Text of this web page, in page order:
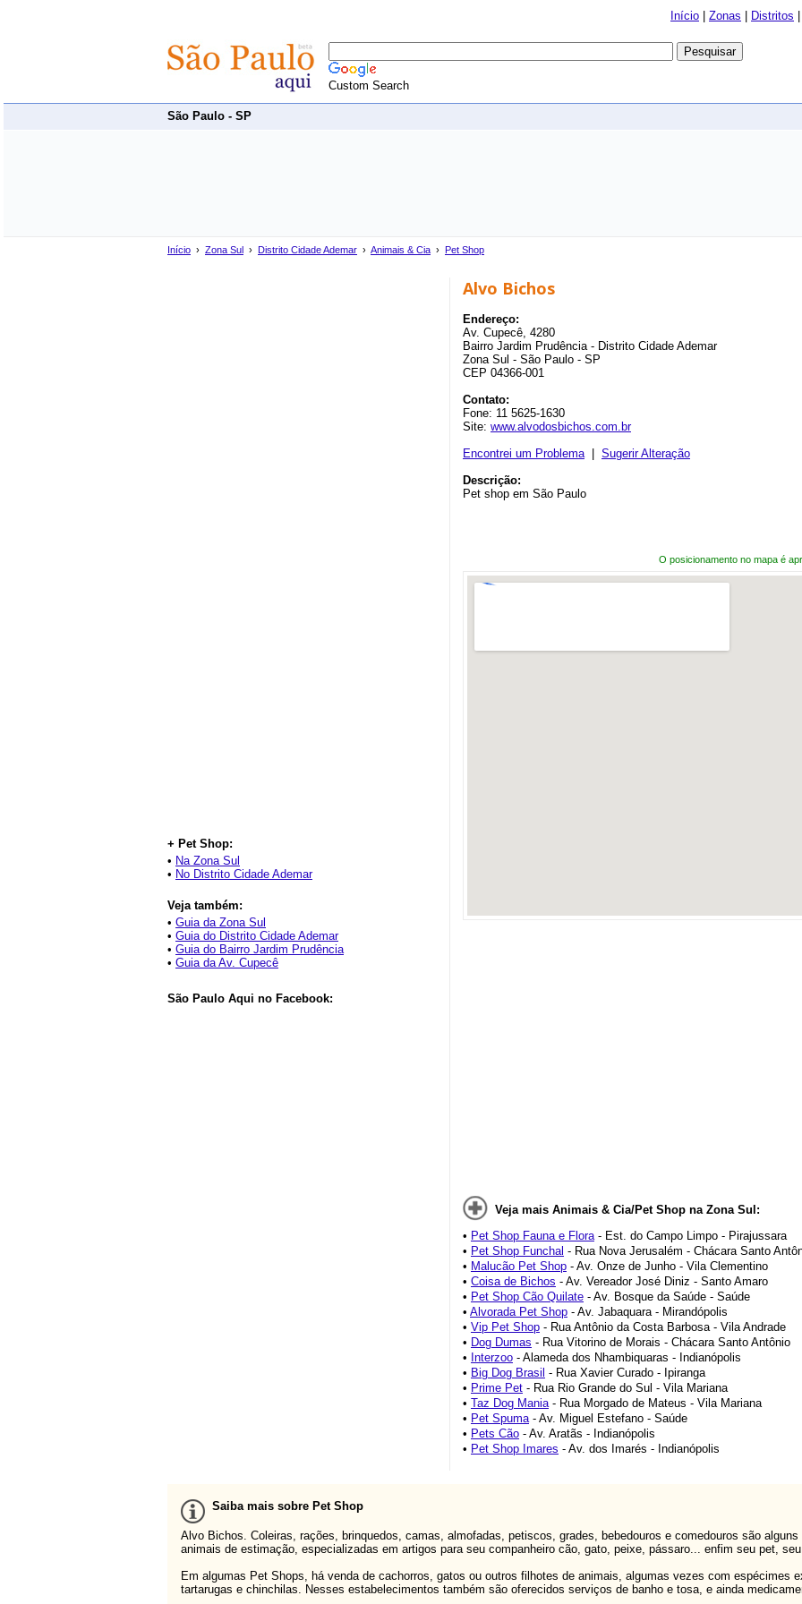
Início Zonas Distritos
Custom Search
São Paulo - SP
Início › Zona Sul › Distrito Cidade Ademar › Animais & Cia › Pet Shop
+ Pet Shop:
• Na Zona Sul
• No Distrito Cidade Ademar
Veja também:
• Guia da Zona Sul
• Guia do Distrito Cidade Ademar
• Guia do Bairro Jardim Prudência
• Guia da Av. Cupecê
São Paulo Aqui no Facebook:
Alvo Bichos
Endereço:
Av. Cupecê, 4280
Bairro Jardim Prudência - Distrito Cidade Ademar
Zona Sul - São Paulo - SP
CEP 04366-001
Contato:
Fone: 11 5625-1630
Site: www.alvodosbichos.com.br
Encontrei um Problema| Sugerir Alteração
Descrição:
Pet shop em São Paulo
O posicionamento no mapa é
Veja mais Animais & Cia/Pet Shop na Zona Sul:
• Pet Shop Fauna e Flora- Est. do Campo Limpo - Pirajussara
• Pet Shop Funchal - Rua Nova Jerusalém - Chácara Santo
• Malucão Pet Shop - Av. Onze de Junho - Vila Clementino
• Coisa de Bichos - Av. Vereador José Diniz - Santo Amaro
• Pet Shop Cão Quilate - Av. Bosque da Saúde - Saúde
• Alvorada Pet Shop - Av. Jabaquara - Mirandópolis
• Vip Pet Shop - Rua Antônio da Costa Barbosa - Vila Andrade
• Dog Dumas - Rua Vitorino de Morais - Chácara Santo Antônio
• Interzoo - Alameda dos Nhambiquaras - Indianópolis
• Big Dog Brasil - Rua Xavier Curado - Ipiranga
• Prime Pet - Rua Rio Grande do Sul - Vila Mariana
• Taz Dog Mania- Rua Morgado de Mateus - Vila Mariana
• Pet Spuma- Av. Miguel Estefano - Saúde
• Pets Cão - Av. Aratãs - Indianópolis
• Pet Shop Imares - Av. dos Imarés - Indianópolis
Saiba mais sobre Pet Shop
Alvo Bichos. Coleiras, rações, brinquedos, camas, almofadas, petiscos, grades, bebedouros e comedouros são
animais de estimação, especializadas em artigos para seu companheiro cão, gato, peixe, pássaro... enfim seu pet,
Em algumas Pet Shops, há venda de cachorros, gatos ou outros filhotes de animais, algumas vezes com espécimes
tartarugas e chinchilas. Nesses estabelecimentos também são oferecidos serviços de banho e tosa, e ainda